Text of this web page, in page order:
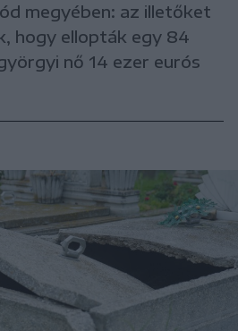
megyében: az illetőket
hogy ellopták egy 84
nő 14 ezer eurós